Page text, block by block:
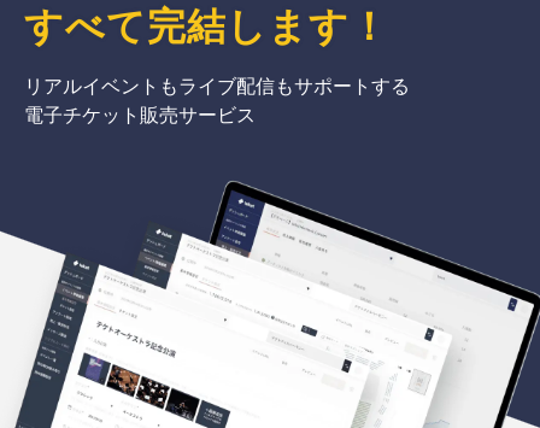
すべて完結 します ！
リアルイベントもライブ配信もサポートする
電子チケット販売サービス